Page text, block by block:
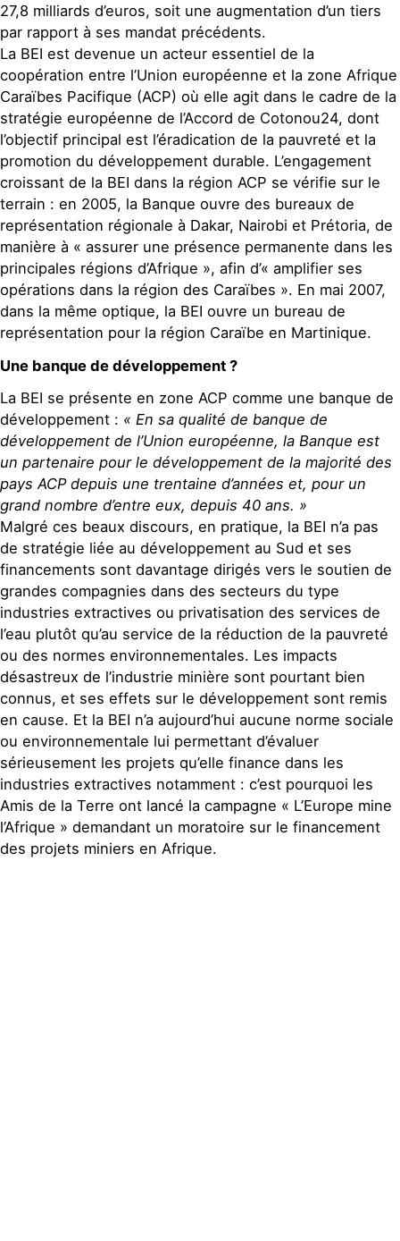
27,8 milliards d’euros, soit une augmentation d’un tiers
par rapport à ses mandat précédents.
La BEI est devenue un acteur essentiel de la
coopération entre l’Union européenne et la zone Afrique
Caraïbes Pacifique (ACP) où elle agit dans le cadre de la
stratégie européenne de l’Accord de Cotonou24, dont
l’objectif principal est l’éradication de la pauvreté et la
promotion du développement durable. L’engagement
croissant de la BEI dans la région ACP se vérifie sur le
terrain : en 2005, la Banque ouvre des bureaux de
représentation régionale à Dakar, Nairobi et Prétoria, de
manière à « assurer une présence permanente dans les
principales régions d’Afrique », afin d’« amplifier ses
opérations dans la région des Caraïbes ». En mai 2007,
dans la même optique, la BEI ouvre un bureau de
représentation pour la région Caraïbe en Martinique.
Une banque de développement ?
La BEI se présente en zone ACP comme une banque de
développement : « En sa qualité de banque de
développement de l’Union européenne, la Banque est
un partenaire pour le développement de la majorité des
pays ACP depuis une trentaine d’années et, pour un
grand nombre d’entre eux, depuis 40 ans. »
Malgré ces beaux discours, en pratique, la BEI n’a pas
de stratégie liée au développement au Sud et ses
financements sont davantage dirigés vers le soutien de
grandes compagnies dans des secteurs du type
industries extractives ou privatisation des services de
l’eau plutôt qu’au service de la réduction de la pauvreté
ou des normes environnementales. Les impacts
désastreux de l’industrie minière sont pourtant bien
connus, et ses effets sur le développement sont remis
en cause. Et la BEI n’a aujourd’hui aucune norme sociale
ou environnementale lui permettant d’évaluer
sérieusement les projets qu’elle finance dans les
industries extractives notamment : c’est pourquoi les
Amis de la Terre ont lancé la campagne « L’Europe mine
l’Afrique » demandant un moratoire sur le financement
des projets miniers en Afrique.